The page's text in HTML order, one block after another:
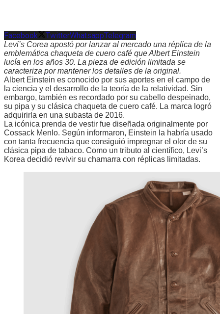
Facebook TwitterWhatsappTelegram
Levi’s Corea apostó por lanzar al mercado una réplica de la
emblemática chaqueta de cuero café que Albert Einstein
lucía en los años 30. La pieza de edición limitada se
caracteriza por mantener los detalles de la original.
Albert Einstein es conocido por sus aportes en el campo de
la ciencia y el desarrollo de la teoría de la relatividad. Sin
embargo, también es recordado por su cabello despeinado,
su pipa y su clásica chaqueta de cuero café. La marca logró
adquirirla en una subasta de 2016.
La icónica prenda de vestir fue diseñada originalmente por
Cossack Menlo. Según informaron, Einstein la habría usado
con tanta frecuencia que consiguió impregnar el olor de su
clásica pipa de tabaco. Como un tributo al científico, Levi’s
Korea decidió revivir su chamarra con réplicas limitadas.